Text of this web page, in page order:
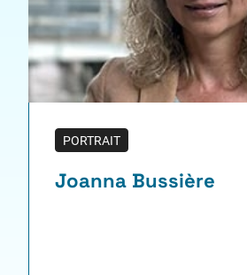
PORTRAIT
Joanna Bussière